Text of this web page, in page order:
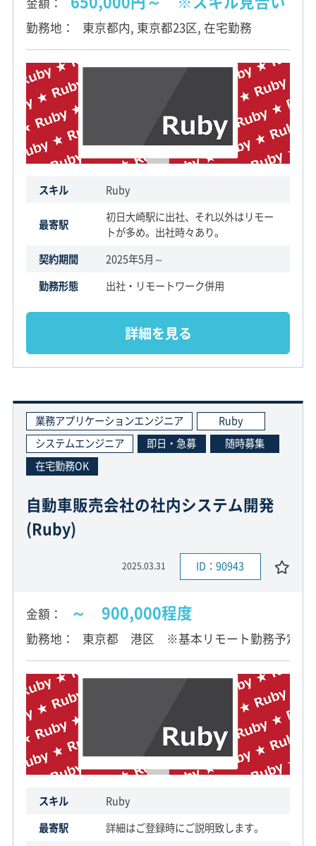
勤務地 東京都内, 東京都23区, 在宅勤務
スキル Ruby
最寄駅
初日大崎駅に出社、それ以外はリモー
トが多め。出社時々あり。
契約期間
2025年5月～
勤務形態
出社・リモートワーク併用
詳細を見る
業務アプリケーションエンジニア
Ruby
システムエンジニア
即日・急募
随時募集
在宅勤務OK
自動車販売会社の社内システム開発
(Ruby)
2025.03.31 ID：90943
金額 ～ 900,000程度
勤務地 東京都 港区 ※基本リモート勤務予定
スキル
Ruby
最寄駅
詳細はご登録時にご説明致します。